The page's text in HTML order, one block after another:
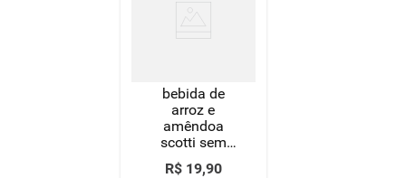
bebida de
arroz e
amêndoa
scotti sem
glúten 1l
R$ 19,90